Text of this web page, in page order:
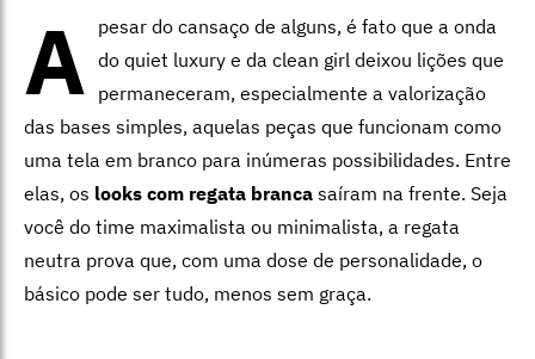
A pesar do cansaço de alguns, é fato que a onda
do quiet luxury e da clean girl deixou lições que
permaneceram, especialmente a valorização
das bases simples, aquelas peças que funcionam como
uma tela em branco para inúmeras possibilidades. Entre
elas, os looks com regata branca saíram na frente. Seja
você do time maximalista ou minimalista, a regata
neutra prova que, com uma dose de personalidade, o
básico pode ser tudo, menos sem graça.